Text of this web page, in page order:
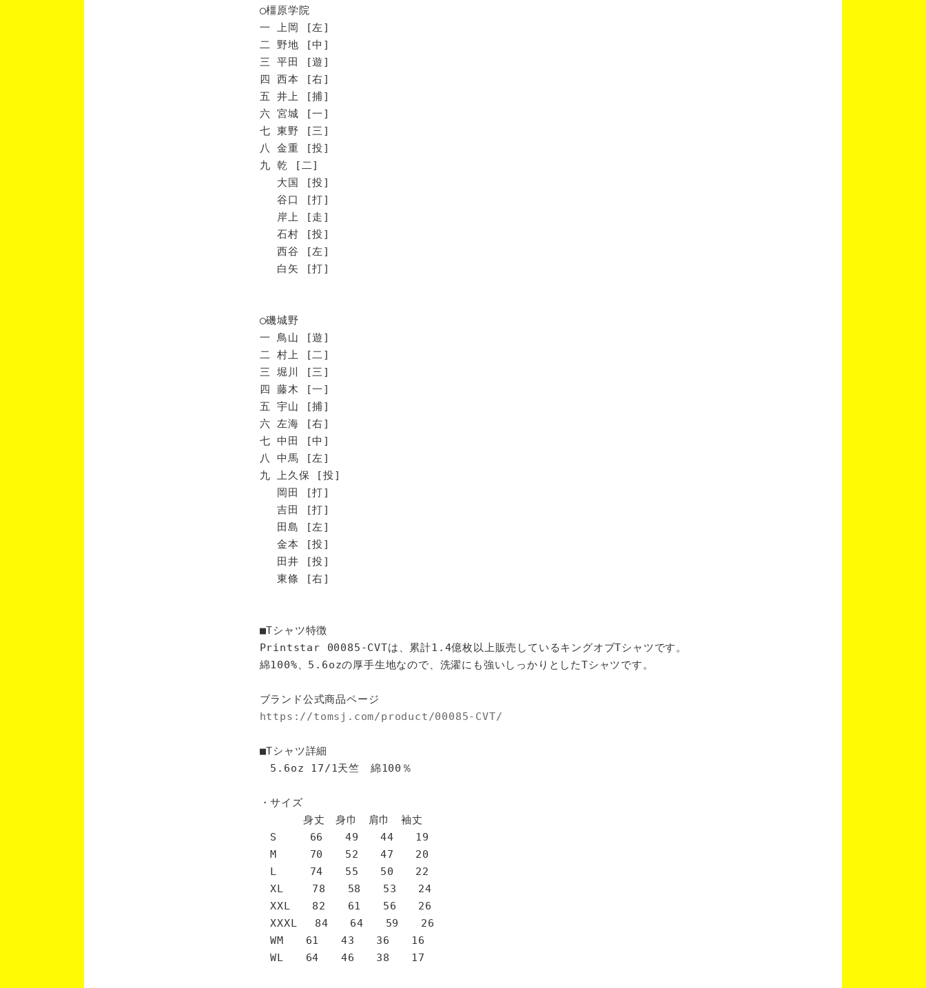
◯橿原学院
一 上岡 [左]
二 野地 [中]
三 平田 [遊]
四 西本 [右]
五 井上 [捕]
六 宮城 [一]
七 東野 [三]
八 金重 [投]
九 乾 [二]
大国 [投]
谷口 [打]
岸上 [走]
石村 [投]
西谷 [左]
白矢 [打]
◯磯城野
一 鳥山 [遊]
二 村上 [二]
三 堀川 [三]
四 藤木 [一]
五 宇山 [捕]
六 左海 [右]
七 中田 [中]
八 中馬 [左]
九 上久保 [投]
岡田 [打]
吉田 [打]
田島 [左]
金本 [投]
田井 [投]
東條 [右]
■Tシャツ特徴
Printstar 00085-CVTは、累計1.4億枚以上販売しているキングオブTシャツです。
綿100%、5.6ozの厚手生地なので、洗濯にも強いしっかりとしたTシャツです。
ブランド公式商品ページ
https://tomsj.com/product/00085-CVT/
■Tシャツ詳細
5.6oz 17/1天竺 綿100％
・サイズ
身丈 身巾 肩巾 袖丈
S 66 49 44 19
M 70 52 47 20
L 74 55 50 22
XL 78 58 53 24
XXL 82 61 56 26
XXXL 84 64 59 26
WM 61 43 36 16
WL 64 46 38 17